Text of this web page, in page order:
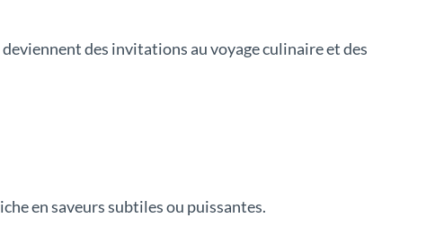
des invitations au voyage culinaire et des
en saveurs subtiles ou puissantes.